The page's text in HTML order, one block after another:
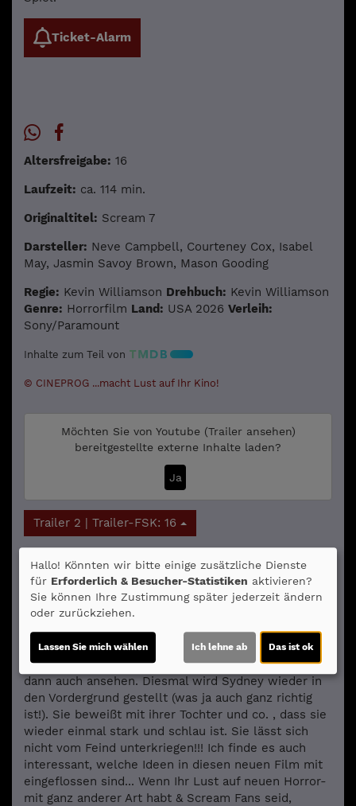
Ticket-Alarm
Altersfreigabe: 16
Laufzeit: ca. 114 min.
Originaltitel: Scream 7
Darsteller: Neve Campbell, Courteney Cox, Isabel
May, Jasmin Savoy Brown, Mason Gooding
Regie: Kevin Williamson Drehbuch: Kevin Williamson
Genre: Horrorfilm Land: USA 2026 Verleih:
Sony/Paramount
Inhalte zum Teil von
© CINEPROG ...macht Lust auf Ihr Kino!
Möchten Sie von Youtube (Trailer ansehen)
bereitgestellte externe Inhalte laden?
Ja
Trailer 2 | Trailer-FSK: 16
Kommentare
★★ ★★☆ 8
Nun kommt also die Geschichte von Scream auf
sieben Filme zu!!! Diesen siebten Teil musste ich mir
dann auch ansehen. Diesmal wird Sydney wieder in
den Vordergrund gestellt (was ja auch ganz richtig
ist!). Sie beweißt mit ihrer Tochter und co. , dass sie
wieder einmal stark und schlau ist. Sie lässt sich
nicht vom Feind unterkriegen!!! Ich finde es auch
interessant, welche Ideen in diesen neuen Film mit
eingeflossen sind... Wenn Ihr Lust auf neuen Horror-
mit ganz anderer Art habt & Scream Fans seid,
Hallo! Könnten wir bitte einige zusätzliche Dienste
für Erforderlich & Besucher-Statistiken aktivieren?
Sie können Ihre Zustimmung später jederzeit ändern
oder zurückziehen.
Lassen Sie mich wählen Ich lehne ab Das ist ok